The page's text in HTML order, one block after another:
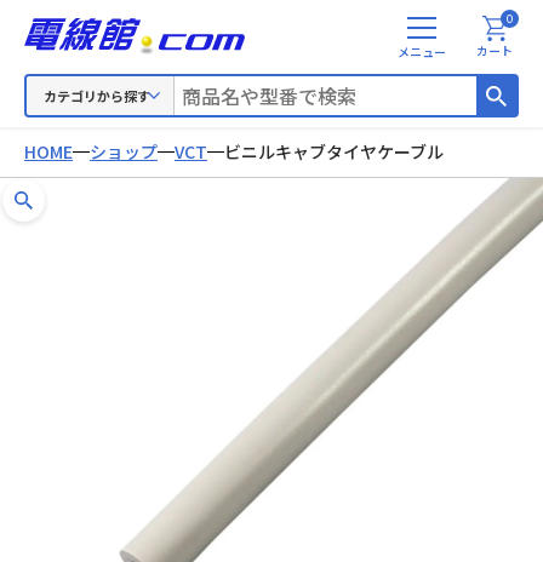
カテゴリから探す
メ
ニ
カート
0
HOME ショップ VCT ビニルキャブタイヤケーブル